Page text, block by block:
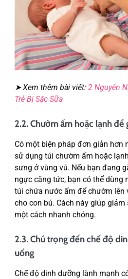
➤ Xem thêm bài viết: 2 Nguyên
Trẻ Bị Sặc Sữa
2.2. Chườm ấm hoặc lạnh để
Có một biện pháp đơn giản hơn
sử dụng túi chườm ấm hoặc
sưng ở vùng vú. Nếu bạn đang
ngực căng tức, bạn có thể dùng
túi chứa nước ấm để chườm lên
cho con bú. Cách này giúp
một cách nhanh chóng.
2.3. Chú trọng đến chế độ
uống
Chế độ dinh dưỡng lành mạnh